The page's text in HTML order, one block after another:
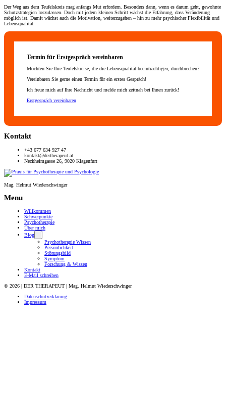
Der Weg aus dem Teufelskreis mag anfangs Mut erfordern. Besonders dann, wenn es darum geht, gewohnte
Schutzstrategien loszulassen. Doch mit jedem kleinen Schritt wächst die Erfahrung, dass Veränderung
möglich ist. Damit wächst auch die Motivation, weiterzugehen – hin zu mehr psychischer Flexibilität und
Lebensqualität.
Termin für Erstgespräch vereinbaren
Möchten Sie Ihre Teufelskreise, die die Lebensqualität beeinträchtigen, durchbrechen?
Vereinbaren Sie gerne einen Termin für ein erstes Gespräch!
Ich freue mich auf Ihre Nachricht und melde mich zeitnah bei Ihnen zurück!
Erstgespräch vereinbaren
Kontakt
+43 677 634 927 47
kontakt@dertherapeut.at
Neckheimgasse 26, 9020 Klagenfurt
Mag. Helmut Wiederschwinger
Menu
Willkommen
Schwerpunkte
Psychotherapie
Über mich
Blog
Psychotherapie Wissen
Persönlichkeit
Störungsbild
Symptom
Forschung & Wissen
Kontakt
E-Mail schreiben
© 2026 | DER THERAPEUT | Mag. Helmut Wiederschwinger
Datenschutzerklärung
Impressum